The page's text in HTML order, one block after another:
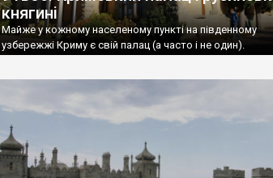
княгині
Майже у кожному населеному пункті на південному
узбережжі Криму є свій палац (а часто і не один).